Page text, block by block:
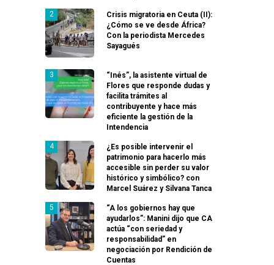
Crisis migratoria en Ceuta (II):
¿Cómo se ve desde África?
Con la periodista Mercedes
Sayagués
“Inés”, la asistente virtual de
Flores que responde dudas y
facilita trámites al
contribuyente y hace más
eficiente la gestión de la
Intendencia
¿Es posible intervenir el
patrimonio para hacerlo más
accesible sin perder su valor
histórico y simbólico? con
Marcel Suárez y Silvana Tanca
“A los gobiernos hay que
ayudarlos”: Manini dijo que CA
actúa “con seriedad y
responsabilidad” en
negociación por Rendición de
Cuentas